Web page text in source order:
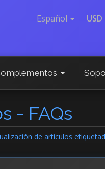
Español USD
- FAQs
de artículos